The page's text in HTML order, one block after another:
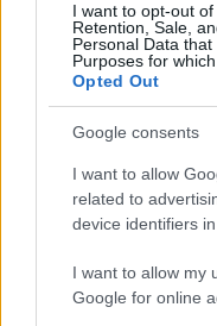
I want to opt-out of
Retention, Sale,
Personal Data
Purposes for
Opted Out
Google consents
I want to allow
related to
device identifiers in
I want to allow my
Google for online
Μάκης Αγγελόπουλος:
Original στη Νέα
ΣΕΦ: Ο λόγος της
σημαίνει η 10η
ΓΙΩΡΓΟΣ